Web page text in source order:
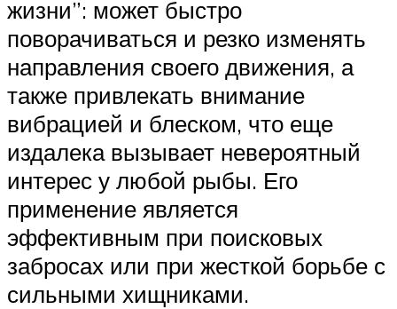
жизни”: может быстро
поворачиваться и резко изменять
направления своего движения, а
также привлекать внимание
вибрацией и блеском, что еще
издалека вызывает невероятный
интерес у любой рыбы. Его
применение является
эффективным при поисковых
забросах или при жесткой борьбе с
сильными хищниками.